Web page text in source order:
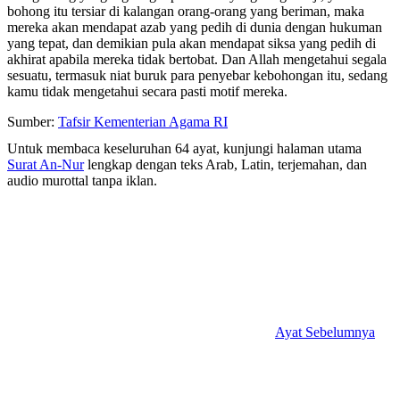
bohong itu tersiar di kalangan orang-orang yang beriman, maka
mereka akan mendapat azab yang pedih di dunia dengan hukuman
yang tepat, dan demikian pula akan mendapat siksa yang pedih di
akhirat apabila mereka tidak bertobat. Dan Allah mengetahui segala
sesuatu, termasuk niat buruk para penyebar kebohongan itu, sedang
kamu tidak mengetahui secara pasti motif mereka.
Sumber: Tafsir Kementerian Agama RI
Untuk membaca keseluruhan 64 ayat, kunjungi halaman utama
Surat An-Nurlengkap dengan teks Arab, Latin, terjemahan, dan
audio murottal tanpa iklan.
Ayat Sebelumnya